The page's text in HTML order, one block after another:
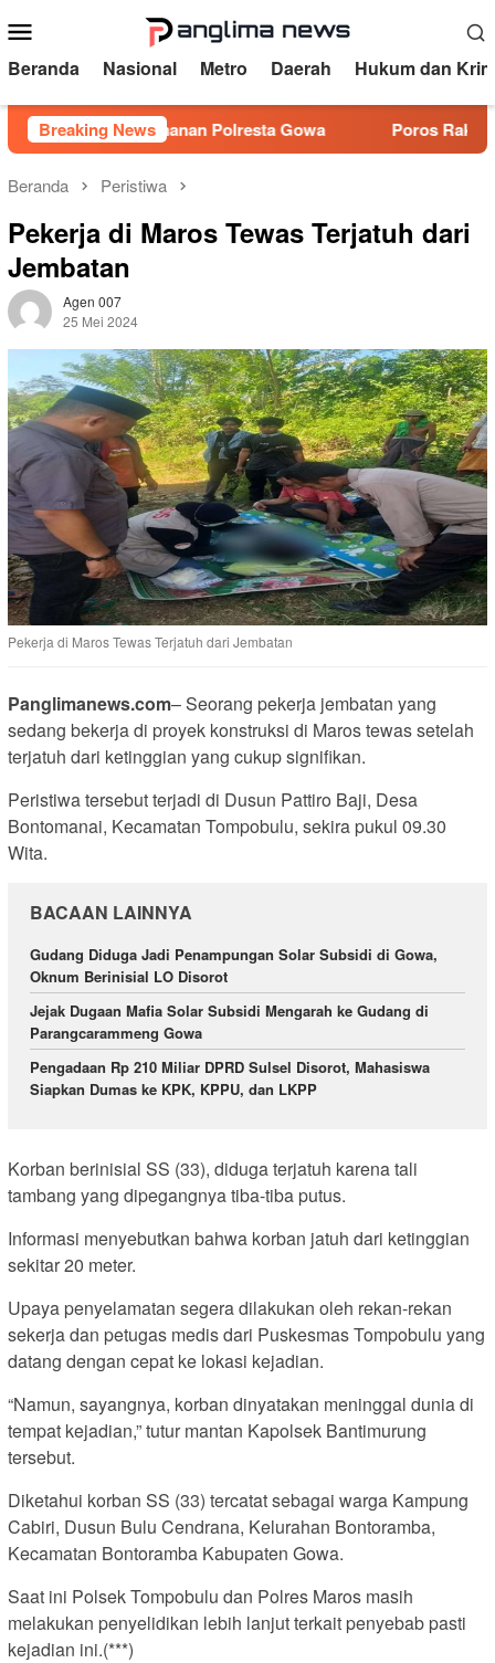
ke
kontenMobile
Beranda Nasional Metro Daerah Hukum dan
Breaking News
Pengamanan Polresta Gowa Poros Rakyat Indonesia
Beranda Peristiwa
Pekerja di Maros Tewas Terjatuh dari
Jembatan
Agen 007
25 Mei 2024
Pekerja di Maros Tewas Terjatuh dari Jembatan
Panglimanews.com– Seorang pekerja jembatan yang
sedang bekerja di proyek konstruksi di Maros tewas setelah
terjatuh dari ketinggian yang cukup signifikan.
Peristiwa tersebut terjadi di Dusun Pattiro Baji, Desa
Bontomanai, Kecamatan Tompobulu, sekira pukul 09.30
Wita.
BACAAN LAINNYA
Gudang Diduga Jadi Penampungan Solar Subsidi di Gowa,
Oknum Berinisial LO Disorot
Jejak Dugaan Mafia Solar Subsidi Mengarah ke Gudang di
Parangcarammeng Gowa
Pengadaan Rp 210 Miliar DPRD Sulsel Disorot, Mahasiswa
Siapkan Dumas ke KPK, KPPU, dan LKPP
Korban berinisial SS (33), diduga terjatuh karena tali
tambang yang dipegangnya tiba-tiba putus.
Informasi menyebutkan bahwa korban jatuh dari ketinggian
sekitar 20 meter.
Upaya penyelamatan segera dilakukan oleh rekan-rekan
sekerja dan petugas medis dari Puskesmas Tompobulu yang
datang dengan cepat ke lokasi kejadian.
“Namun, sayangnya, korban dinyatakan meninggal dunia di
tempat kejadian,” tutur mantan Kapolsek Bantimurung
tersebut.
Diketahui korban SS (33) tercatat sebagai warga Kampung
Cabiri, Dusun Bulu Cendrana, Kelurahan Bontoramba,
Kecamatan Bontoramba Kabupaten Gowa.
Saat ini Polsek Tompobulu dan Polres Maros masih
melakukan penyelidikan lebih lanjut terkait penyebab pasti
kejadian ini.(***)